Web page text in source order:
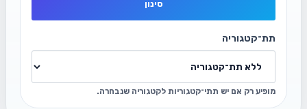
סינון
תת־קטגוריה
מופיע רק אם יש תתי־קטגוריות לקטגוריה שנבחרה.